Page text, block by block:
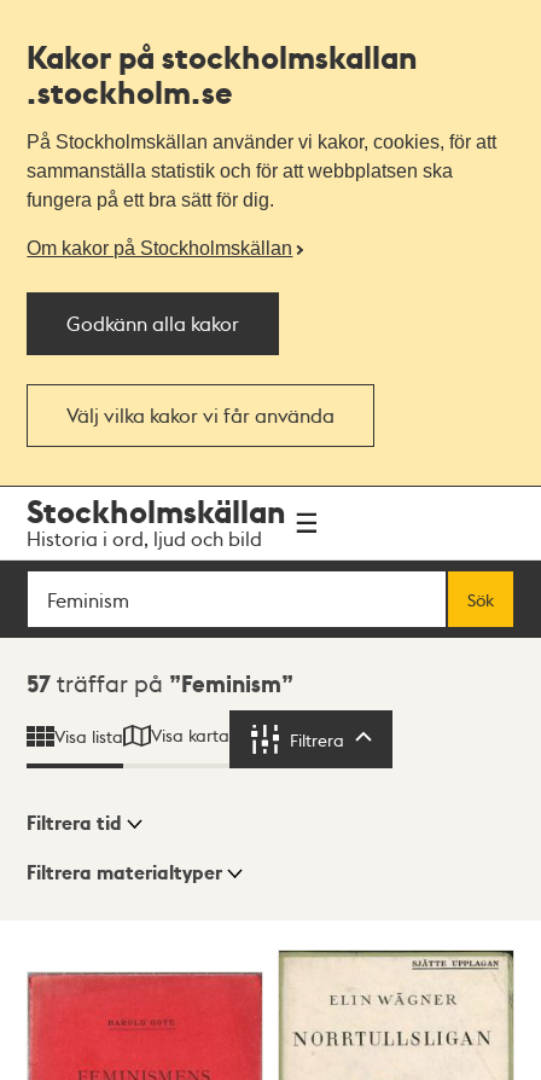
Kakor på stockholmskallan
.stockholm.se
På Stockholmskällan använder vi kakor, cookies, för att
sammanställa statistik och för att webbplatsen ska
fungera på ett bra sätt för dig.
Om kakor på Stockholmskällan
Godkänn alla kakor
Välj vilka kakor vi får använda
navigationen
huvudinnehållet
Stockholmskällan
Historia i ord, ljud och bild
Sök
Sök
Sökresultat
57 träffar på Feminism
Visa lista Visa karta Filtrera
Visningsläge
Lista
Karta
Filtrera tid
Filtrera materialtyper